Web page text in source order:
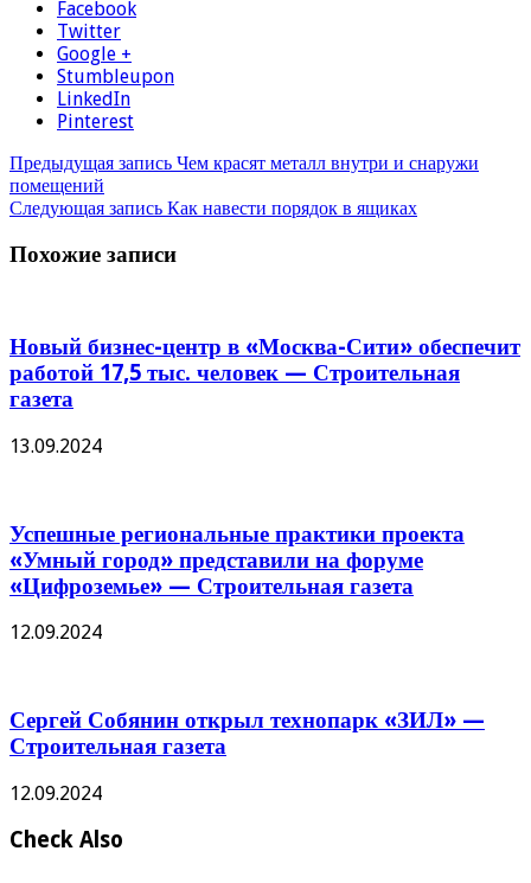
Facebook
Twitter
Google +
Stumbleupon
LinkedIn
Pinterest
Предыдущая запись Чем красят металл внутри и снаружи
помещений
Следующая запись Как навести порядок в ящиках
Похожие записи
Новый бизнес-центр в «Москва-Сити» обеспечит
работой 17,5 тыс. человек — Строительная
газета
13.09.2024
Успешные региональные практики проекта
«Умный город» представили на форуме
«Цифроземье» — Строительная газета
12.09.2024
Сергей Собянин открыл технопарк «ЗИЛ» —
Строительная газета
12.09.2024
Check Also